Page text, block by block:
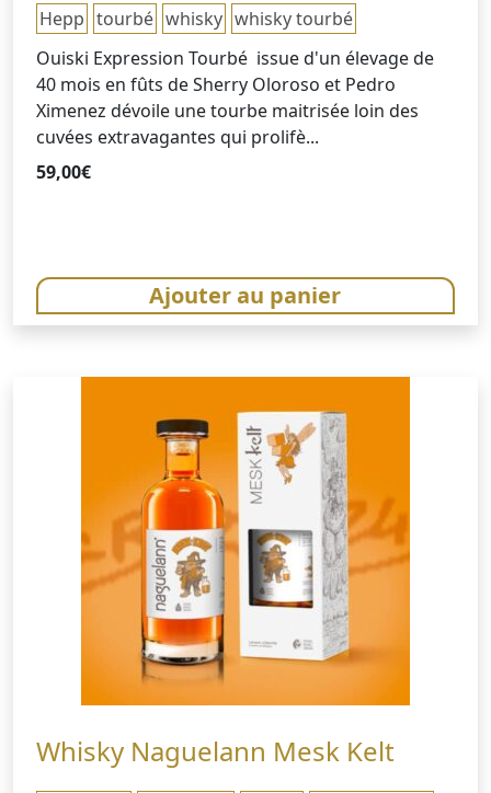
Hepp tourbé whisky whisky tourbé
Ouiski Expression Tourbé issue d'un élevage de
40 mois en fûts de Sherry Oloroso et Pedro
Ximenez dévoile une tourbe maitrisée loin des
cuvées extravagantes qui prolifè...
59,00€
Ajouter au panier
Whisky Naguelann Mesk Kelt